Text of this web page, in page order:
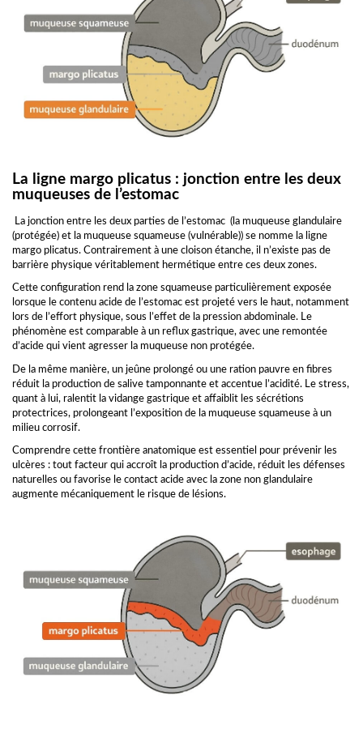
La ligne margo plicatus : jonction entre les deux
muqueuses de l’estomac
La jonction entre les deux parties de l’estomac (la muqueuse glandulaire
(protégée) et la muqueuse squameuse (vulnérable)) se nomme la ligne
margo plicatus. Contrairement à une cloison étanche, il n’existe pas de
barrière physique véritablement hermétique entre ces deux zones.
Cette configuration rend la zone squameuse particulièrement exposée
lorsque le contenu acide de l’estomac est projeté vers le haut, notamment
lors de l’effort physique, sous l’effet de la pression abdominale. Le
phénomène est comparable à un reflux gastrique, avec une remontée
d’acide qui vient agresser la muqueuse non protégée.
De la même manière, un jeûne prolongé ou une ration pauvre en fibres
réduit la production de salive tamponnante et accentue l’acidité. Le stress,
quant à lui, ralentit la vidange gastrique et affaiblit les sécrétions
protectrices, prolongeant l’exposition de la muqueuse squameuse à un
milieu corrosif.
Comprendre cette frontière anatomique est essentiel pour prévenir les
ulcères : tout facteur qui accroît la production d’acide, réduit les défenses
naturelles ou favorise le contact acide avec la zone non glandulaire
augmente mécaniquement le risque de lésions.